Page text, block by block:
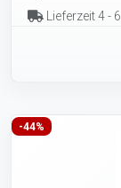
Lieferzeit 4 -
-44%